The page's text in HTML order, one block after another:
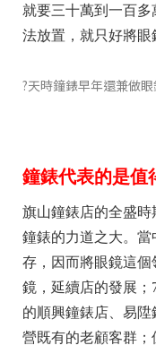
就要三十萬到一百
法放置，就只好將眼
?天時鐘錶早年還兼做
鐘錶代表的是值
旗山鐘錶店的全盛
鐘錶的力道之大。
存，因而將眼鏡這
鏡，延續店的發展；
的順興鐘錶店、易
營既有的老顧客群